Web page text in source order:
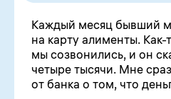
Каждый месяц бывший
на карту алименты. Как-
мы созвонились, и он
четыре тысячи. Мне
от банка о том, что